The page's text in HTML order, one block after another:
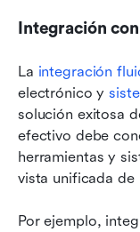
Integración
La integración
electrónico y
solución exitosa
efectivo debe
herramientas y
vista unificada de
Por ejemplo,